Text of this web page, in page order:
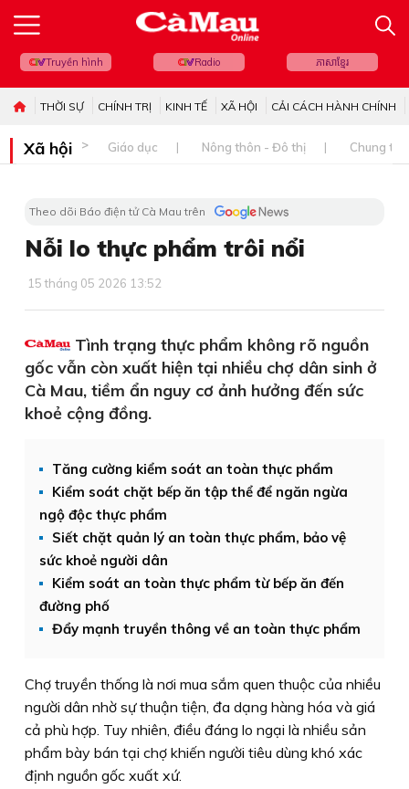
Truyền hình Radio ភាសាខ្មែរ
THỜI SỰ CHÍNH TRỊ KINH TẾ XÃ HỘI CẢI CÁCH HÀNH CHÍNH
Xã hội Giáo dục Nông thôn - Đô thị Chung
Theo dõi Báo điện tử Cà Mau trên
Nỗi lo thực phẩm trôi nổi
15 tháng 05 2026 13:52
Tình trạng thực phẩm không rõ nguồn
gốc vẫn còn xuất hiện tại nhiều chợ dân sinh ở
Cà Mau, tiềm ẩn nguy cơ ảnh hưởng đến sức
khoẻ cộng đồng.
Tăng cường kiểm soát an toàn thực phẩm
Kiểm soát chặt bếp ăn tập thể để ngăn ngừa
ngộ độc thực phẩm
Siết chặt quản lý an toàn thực phẩm, bảo vệ
sức khoẻ người dân
Kiểm soát an toàn thực phẩm từ bếp ăn đến
đường phố
Đẩy mạnh truyền thông về an toàn thực phẩm
Chợ truyền thống là nơi mua sắm quen thuộc của nhiều
người dân nhờ sự thuận tiện, đa dạng hàng hóa và giá
cả phù hợp. Tuy nhiên, điều đáng lo ngại là nhiều sản
phẩm bày bán tại chợ khiến người tiêu dùng khó xác
định nguồn gốc xuất xứ.